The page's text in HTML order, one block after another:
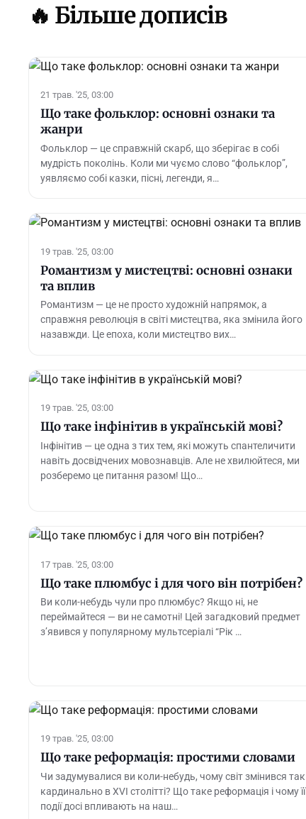
🔥 Більше дописів
21 трав. '25, 03:00
Що таке фольклор: основні ознаки та
жанри
Фольклор — це справжній скарб, що зберігає в собі
мудрість поколінь. Коли ми чуємо слово “фольклор”,
уявляємо собі казки, пісні, легенди, я…
19 трав. '25, 03:00
Романтизм у мистецтві: основні ознаки
та вплив
Романтизм — це не просто художній напрямок, а
справжня революція в світі мистецтва, яка змінила його
назавжди. Це епоха, коли мистецтво вих…
19 трав. '25, 03:00
Що таке інфінітив в українській мові?
Інфінітив — це одна з тих тем, які можуть спантеличити
навіть досвідчених мовознавців. Але не хвилюйтеся, ми
розберемо це питання разом! Що…
17 трав. '25, 03:00
Що таке плюмбус і для чого він потрібен?
Ви коли-небудь чули про плюмбус? Якщо ні, не
переймайтеся — ви не самотні! Цей загадковий предмет
з’явився у популярному мультсеріалі “Рік …
19 трав. '25, 03:00
Що таке реформація: простими словами
Чи задумувалися ви коли-небудь, чому світ змінився так
кардинально в XVI столітті? Що таке реформація і чому її
події досі впливають на наш…